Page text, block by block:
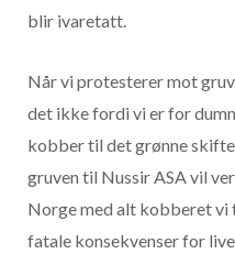
blir ivaretatt.
Når vi protesterer mot
det ikke fordi vi er for
kobber til det grønne
gruven til Nussir ASA vil
Norge med alt kobberet vi
fatale konsekvenser for